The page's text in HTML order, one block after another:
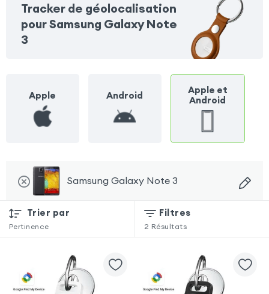
Tracker de géolocalisation
pour Samsung Galaxy Note
3
Apple Android
Apple et
Android
Samsung Galaxy Note 3
Trier par
Pertinence
Filtres
2 Résultats